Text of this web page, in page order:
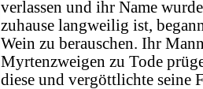
verlassen und ihr Name
zuhause langweilig ist,
Wein zu berauschen. Ihr
Myrtenzweigen zu Tode
diese und vergöttlichte seine